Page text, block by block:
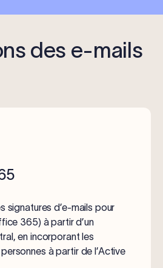
des e-mails
signatures d’e-mails pour
365) à partir d’un
en incorporant les
à partir de l’Active